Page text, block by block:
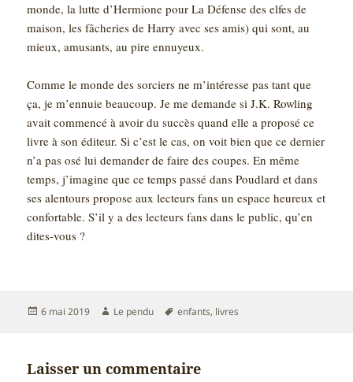
monde, la lutte d’Hermione pour La Défense des elfes de
maison, les fâcheries de Harry avec ses amis) qui sont, au
mieux, amusants, au pire ennuyeux.
Comme le monde des sorciers ne m’intéresse pas tant que
ça, je m’ennuie beaucoup. Je me demande si J.K. Rowling
avait commencé à avoir du succès quand elle a proposé ce
livre à son éditeur. Si c’est le cas, on voit bien que ce dernier
n’a pas osé lui demander de faire des coupes. En même
temps, j’imagine que ce temps passé dans Poudlard et dans
ses alentours propose aux lecteurs fans un espace heureux et
confortable. S’il y a des lecteurs fans dans le public, qu’en
dites-vous ?
Publié
6 mai 2019 Auteur
Le pendu
Mots-
enfants, livres
Laisser un commentaire